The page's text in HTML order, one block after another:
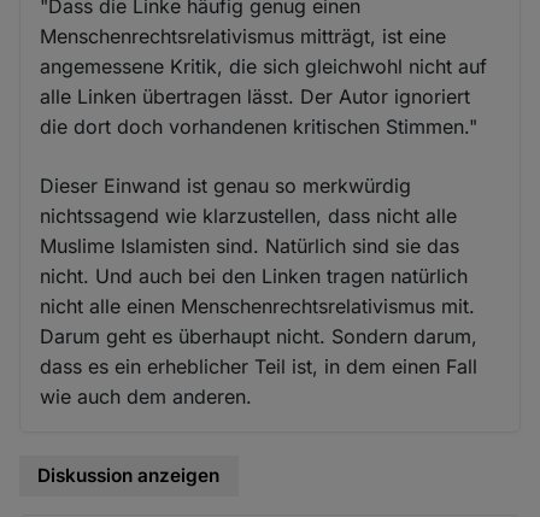
"Dass die Linke häufig genug einen
Menschenrechtsrelativismus mitträgt, ist eine
angemessene Kritik, die sich gleichwohl nicht auf
alle Linken übertragen lässt. Der Autor ignoriert
die dort doch vorhandenen kritischen Stimmen."
Dieser Einwand ist genau so merkwürdig
nichtssagend wie klarzustellen, dass nicht alle
Muslime Islamisten sind. Natürlich sind sie das
nicht. Und auch bei den Linken tragen natürlich
nicht alle einen Menschenrechtsrelativismus mit.
Darum geht es überhaupt nicht. Sondern darum,
dass es ein erheblicher Teil ist, in dem einen Fall
wie auch dem anderen.
Diskussion anzeigen